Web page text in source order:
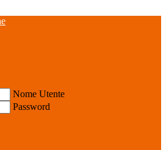
Nome Utente
Password